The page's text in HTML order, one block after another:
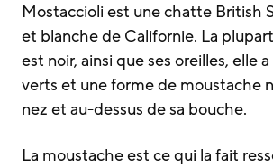
Mostaccioli est une chatte British
et blanche de Californie. La
est noir, ainsi que ses oreilles, elle
verts et une forme de moustache
nez et au-dessus de sa bouche.
La moustache est ce qui la fait